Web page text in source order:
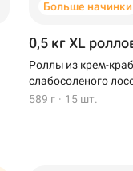
Больше начинки
0,5 кг XL
Роллы из крем-
слабосоленого
589 г · 15 шт.